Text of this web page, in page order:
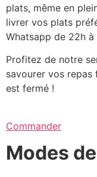
plats, même en
livrer vos plats
Whatsapp de 22h
Profitez de notre
savourer vos
est fermé !
Commander
Modes